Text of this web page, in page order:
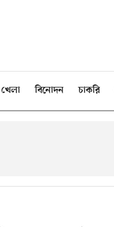
খেলা বিনোদন চাকরি